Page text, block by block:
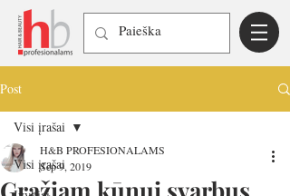
Post
Visi įrašai
Visi įrašai
H&B PROFESIONALAMS
Sep 9, 2019